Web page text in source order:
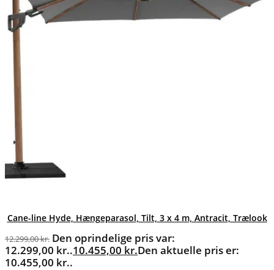
Cane-line Hyde, Hængeparasol, Tilt, 3 x 4 m, Antracit, Trælook
12.299,00kr. Den oprindelige pris var:
12.299,00 kr..10.455,00 kr.Den aktuelle pris er:
10.455,00 kr..